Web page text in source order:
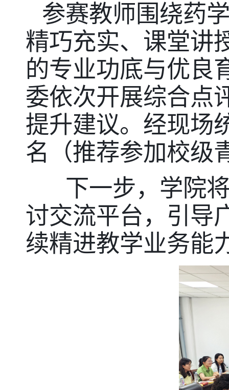
参赛教师围绕药
精巧充实、课堂讲
的专业功底与优良
委依次开展综合点
提升建议。经现场
名（推荐参加校级
下一步，学院将
讨交流平台，引导
续精进教学业务能